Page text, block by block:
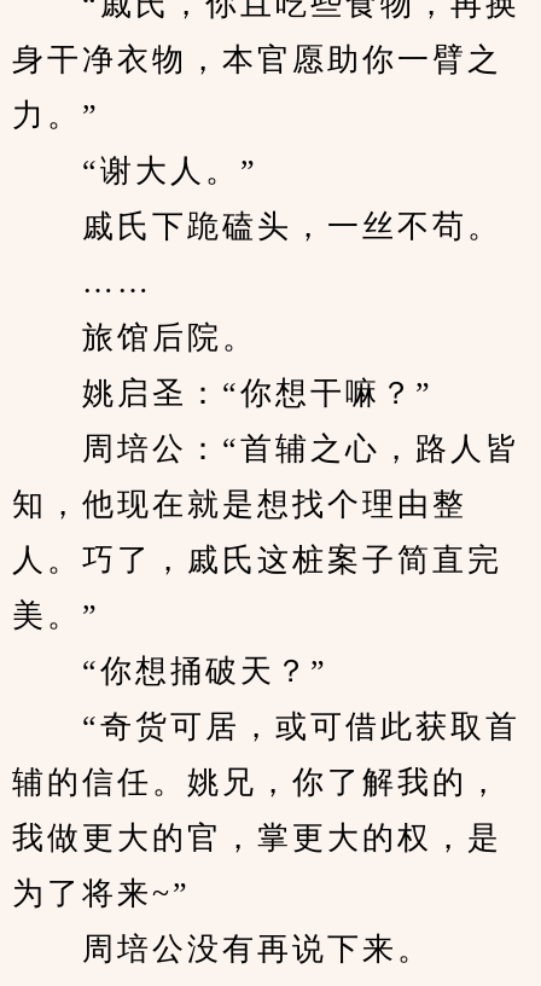
身干净衣物，本官愿助你一臂之
力。”
“谢大人。”
戚氏下跪磕头，一丝不苟。
……
旅馆后院。
姚启圣：“你想干嘛？”
周培公：“首辅之心，路人皆
知，他现在就是想找个理由整
人。巧了，戚氏这桩案子简直完
美。”
“你想捅破天？”
“奇货可居，或可借此获取首
辅的信任。姚兄，你了解我的，
我做更大的官，掌更大的权，是
为了将来~”
周培公没有再说下来。